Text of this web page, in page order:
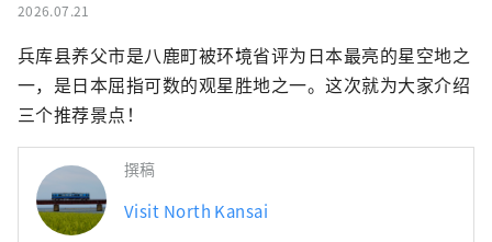
2026.07.21
兵库县养父市是八鹿町被环境省评为日本最亮的星空地之
一，是日本屈指可数的观星胜地之一。这次就为大家介绍
三个推荐景点！
撰稿
Visit North Kansai